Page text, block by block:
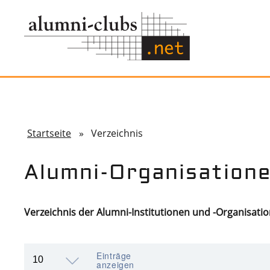
Startseite » Verzeichnis
Alumni-
Verzeichnis der Alumni-Institutionen und -